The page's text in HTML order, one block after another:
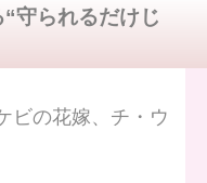
守られるだけじ
ビの花嫁、チ・ウ